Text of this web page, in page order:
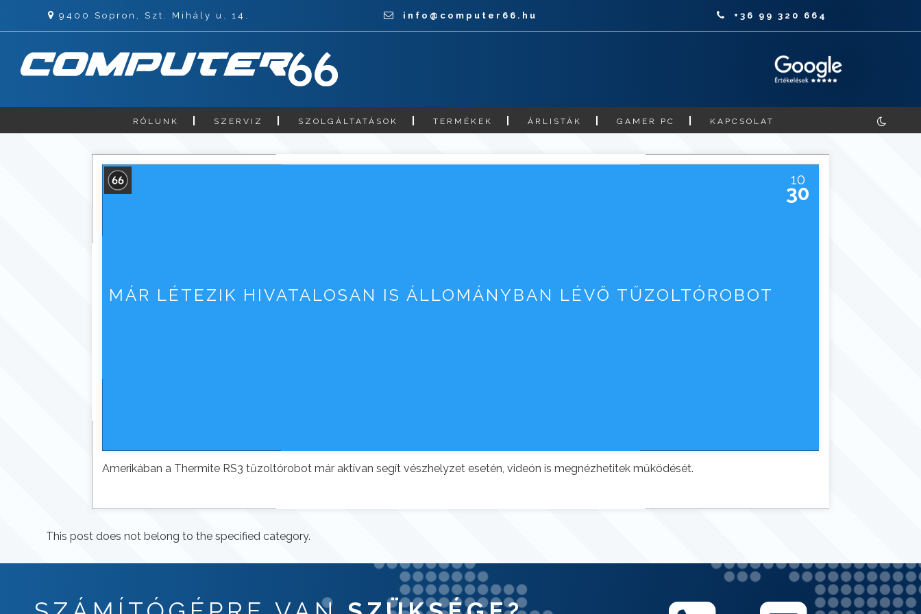
9400 Sopron, Szt. Mihály u. 14. info@computer66.hu +36 99 320 664
RÓLUNK SZERVIZ SZOLGÁLTATÁSOK TERMÉKEK ÁRLISTÁK GAMER PC KAPCSOLAT
10
30
MÁR LÉTEZIK HIVATALOSAN IS ÁLLOMÁNYBAN LÉVŐ TŰZOLTÓROBOT
Amerikában a Thermite RS3 tűzoltórobot már aktívan segít vészhelyzet esetén, videón is megnézhetitek működését.
This post does not belong to the specified category.